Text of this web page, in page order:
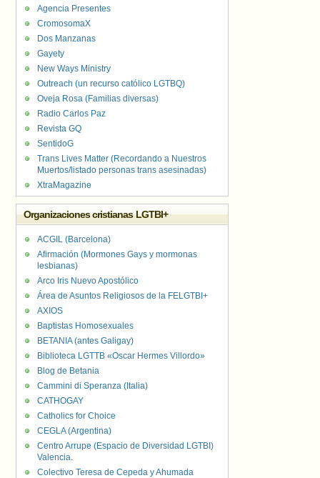
Agencia Presentes
CromosomaX
Dos Manzanas
Gayety
New Ways Ministry
Outreach (un recurso católico LGTBQ)
Oveja Rosa (Familias diversas)
Radio Carlos Paz
Revista GQ
SentidoG
Trans Lives Matter (Recordando a Nuestros
Muertos/listado personas trans asesinadas)
XtraMagazine
Organizaciones cristianas LGTBI+
ACGIL (Barcelona)
Afirmación (Mormones Gays y mormonas
lesbianas)
Arco Iris Nuevo Apostólico
Área de Asuntos Religiosos de la FELGTBI+
AXIOS
Baptistas Homosexuales
BETANIA (antes Galigay)
Biblioteca LGTTB «Oscar Hermes Villordo»
Blog de Betania
Cammini di Speranza (Italia)
CATHOGAY
Catholics for Choice
CEGLA (Argentina)
Centro Arrupe (Espacio de Diversidad LGTBI)
Valencia.
Colectivo Teresa de Cepeda y Ahumada